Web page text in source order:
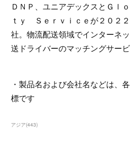
ＤＮＰ、ユニアデックスとＧｌ
ｔｙ Ｓｅｒｖｉｃｅが２０２
社。物流配送領域でインターネ
送ドライバーのマッチングサー
・製品名および会社名などは、
標です
アジア(443)